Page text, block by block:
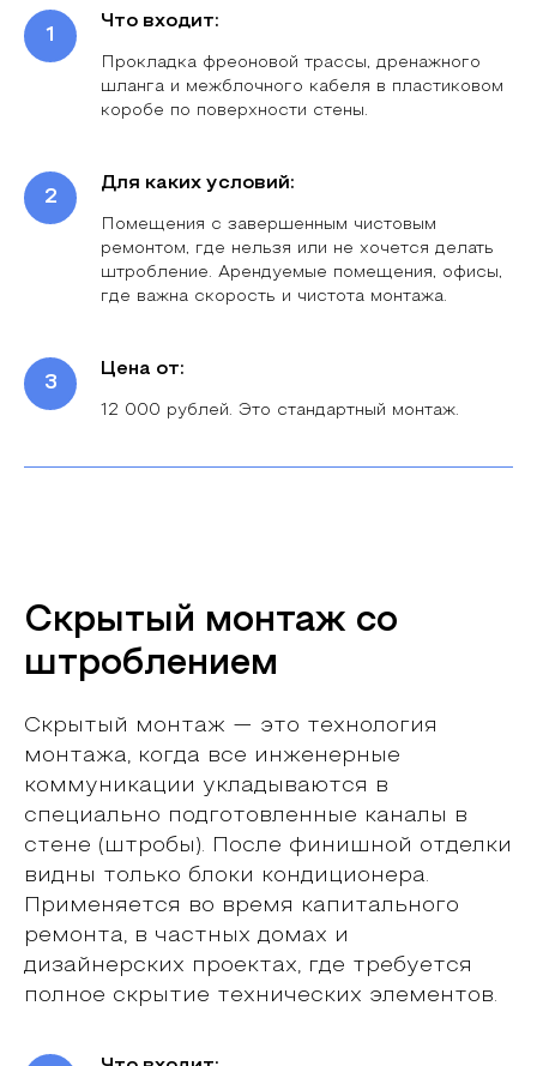
Что входит:
Прокладка фреоновой трассы, дренажного
шланга и межблочного кабеля в пластиковом
коробе по поверхности стены.
Для каких условий:
Помещения с завершенным чистовым
ремонтом, где нельзя или не хочется делать
штробление. Арендуемые помещения, офисы,
где важна скорость и чистота монтажа.
Цена от:
12 000 рублей. Это стандартный монтаж.
Скрытый монтаж со
штроблением
Скрытый монтаж — это технология
монтажа, когда все инженерные
коммуникации укладываются в
специально подготовленные каналы в
стене (штробы). После финишной отделки
видны только блоки кондиционера.
Применяется во время капитального
ремонта, в частных домах и
дизайнерских проектах, где требуется
полное скрытие технических элементов.
Оставьте заявку
на вызов специалиста
и ни к чему вас не обязывает
Введите номер телефона
+7